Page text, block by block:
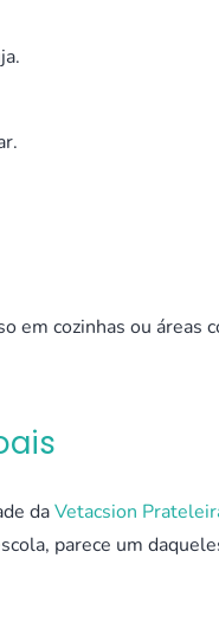
em cozinhas ou áreas
daVetacsion
parece um